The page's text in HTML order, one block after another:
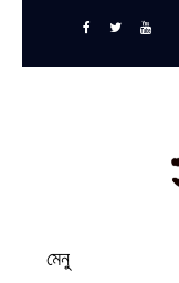
মেনু